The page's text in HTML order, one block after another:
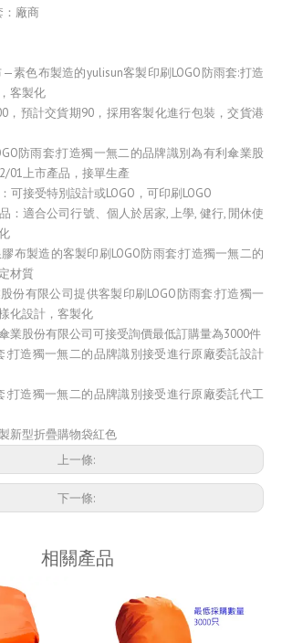
：廠商
素色布製造的yulisun客製印刷LOGO防雨套:打造
客製化
，預計交貨期90，採用客製化進行包裝，交貨港
防雨套:打造獨一無二的品牌識別為有利傘業股
01上市產品，接單生產
可接受特別設計或LOGO，可印刷LOGO
：適合公司行號、個人於居家, 上學, 健行, 閒休使
布製造的客製印刷LOGO防雨套:打造獨一無二的
材質
份有限公司提供客製印刷LOGO防雨套:打造獨一
化設計，客製化
業股份有限公司可接受詢價最低訂購量為3000件
:打造獨一無二的品牌識別接受進行原廠委託設計
:打造獨一無二的品牌識別接受進行原廠委託代工
新型折疊購物袋紅色
上一條:
下一條:
相關產品